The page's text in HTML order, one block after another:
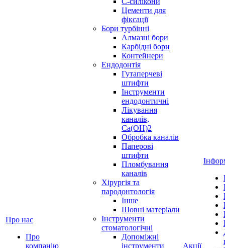
Про нас
Про
компанію
Цементи для
фіксації
Бори турбінні
Алмазні бори
Карбідні бори
Контейнери
Ендодонтія
Гутаперчеві
штифти
Інструменти
ендодонтичні
Лікування
каналів,
Ca(OH)2
Обробка каналів
Паперові
штифти
Пломбування
каналів
Хірургія та
пародонтологія
Інше
Шовні матеріали
Інструменти
стоматологічні
Допоміжні
інструменти
Акції